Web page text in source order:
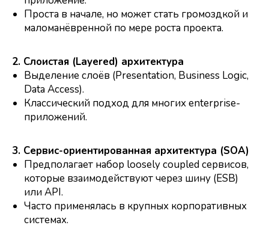
Проста в начале, но может стать громоздкой и
маломанёвренной по мере роста проекта.
2. Слоистая (Layered) архитектура
Выделение слоёв (Presentation, Business Logic,
Data Access).
Классический подход для многих enterprise-
приложений.
3. Сервис-ориентированная архитектура (SOA)
Предполагает набор loosely coupled сервисов,
которые взаимодействуют через шину (ESB)
или API.
Часто применялась в крупных корпоративных
системах.